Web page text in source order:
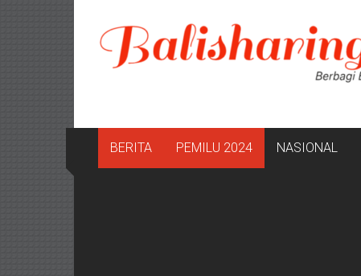
konten
BERITA PEMILU 2024 NASIONAL